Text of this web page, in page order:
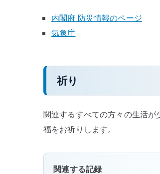
内閣府 防災情報のページ
気象庁
祈り
関連するすべての方々の生活
福をお祈りします。
関連する記録